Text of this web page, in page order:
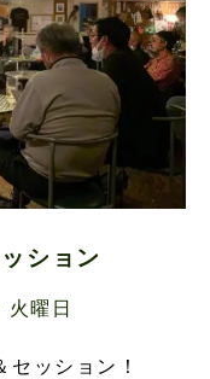
ション
火曜日
ッション！